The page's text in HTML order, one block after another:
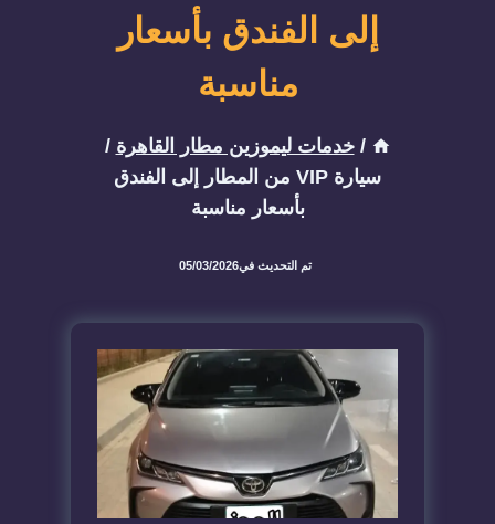
إلى الفندق بأسعار
مناسبة
/ خدمات ليموزين مطار القاهرة /
سيارة VIP من المطار إلى الفندق
بأسعار مناسبة
تم التحديث في05/03/2026